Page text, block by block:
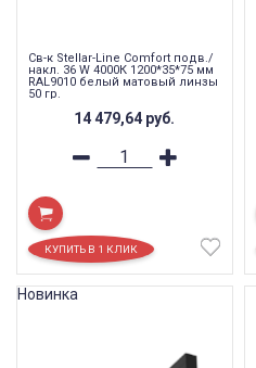
Св-к Stellar-Line Сomfort подв./
накл. 36 W 4000К 1200*35*75 мм
RAL9010 белый матовый линзы
50 гр.
14 479,64 руб.
Новинка